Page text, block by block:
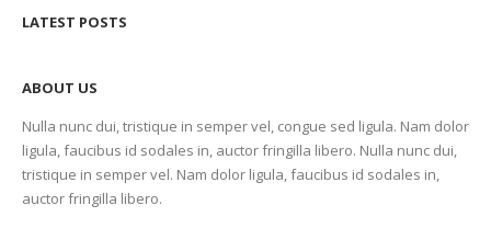
LATEST POSTS
ABOUT US
Nulla nunc dui, tristique in semper vel, congue sed ligula. Nam dolor
ligula, faucibus id sodales in, auctor fringilla libero. Nulla nunc dui,
tristique in semper vel. Nam dolor ligula, faucibus id sodales in,
auctor fringilla libero.